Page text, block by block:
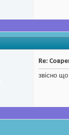
Re:
звісно